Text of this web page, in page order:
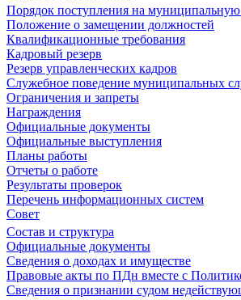
Порядок поступления на
Положение о замещении должностей
Квалификационные требования
Кадровый резерв
Резерв управленческих кадров
Служебное поведение муниципальных
Ограничения и запреты
Награждения
Официальные документы
Официальные выступления
Планы работы
Отчеты о работе
Результаты проверок
Перечень информационных систем
Совет
Состав и структура
Официальные документы
Сведения о доходах и имуществе
Правовые акты по ПДн вместе с
Сведения о признании судом